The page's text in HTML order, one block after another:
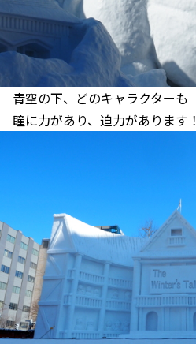
青空の下、どのキャラクターも
瞳に力があり、迫力があります！